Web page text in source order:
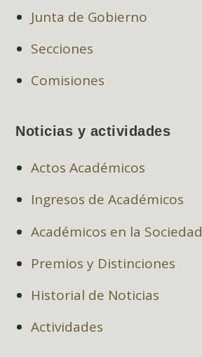
Junta de Gobierno
Secciones
Comisiones
Noticias y actividades
Actos Académicos
Ingresos de Académicos
Académicos en la Sociedad
Premios y Distinciones
Historial de Noticias
Actividades